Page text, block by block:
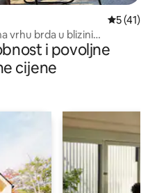
5 (41)
vrhu brda u blizini
i povoljne
cijene